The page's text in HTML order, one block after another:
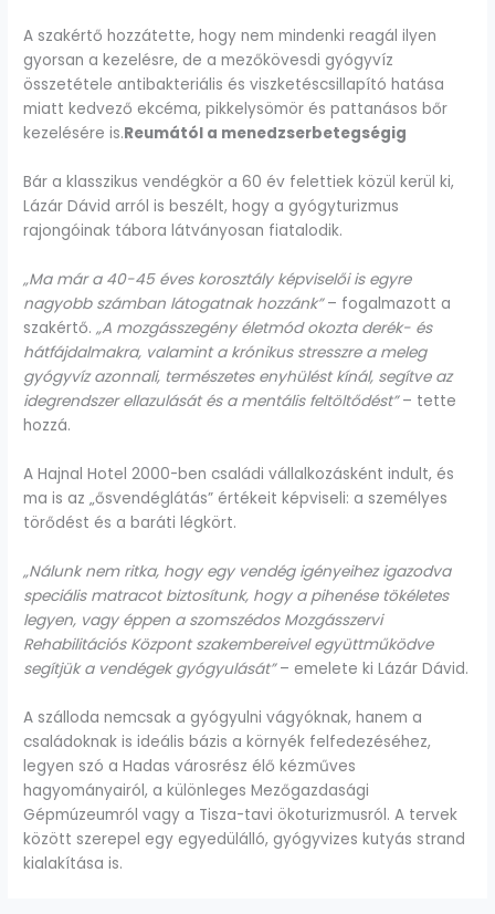
A szakértő hozzátette, hogy nem mindenki reagál ilyen
gyorsan a kezelésre, de a mezőkövesdi gyógyvíz
összetétele antibakteriális és viszketéscsillapító hatása
miatt kedvező ekcéma, pikkelysömör és pattanásos bőr
kezelésére is.Reumától a menedzserbetegségig
Bár a klasszikus vendégkör a 60 év felettiek közül kerül ki,
Lázár Dávid arról is beszélt, hogy a gyógyturizmus
rajongóinak tábora látványosan fiatalodik.
„Ma már a 40-45 éves korosztály képviselői is egyre
nagyobb számban látogatnak hozzánk”– fogalmazott a
szakértő.„A mozgásszegény életmód okozta derék- és
hátfájdalmakra, valamint a krónikus stresszre a meleg
gyógyvíz azonnali, természetes enyhülést kínál, segítve az
idegrendszer ellazulását és a mentális feltöltődést”– tette
hozzá.
A Hajnal Hotel 2000-ben családi vállalkozásként indult, és
ma is az „ősvendéglátás” értékeit képviseli: a személyes
törődést és a baráti légkört.
„Nálunk nem ritka, hogy egy vendég igényeihez igazodva
speciális matracot biztosítunk, hogy a pihenése tökéletes
legyen, vagy éppen a szomszédos Mozgásszervi
Rehabilitációs Központ szakembereivel együttműködve
segítjük a vendégek gyógyulását”– emelete ki Lázár Dávid.
A szálloda nemcsak a gyógyulni vágyóknak, hanem a
családoknak is ideális bázis a környék felfedezéséhez,
legyen szó a Hadas városrész élő kézműves
hagyományairól, a különleges Mezőgazdasági
Gépmúzeumról vagy a Tisza-tavi ökoturizmusról. A tervek
között szerepel egy egyedülálló, gyógyvizes kutyás strand
kialakítása is.